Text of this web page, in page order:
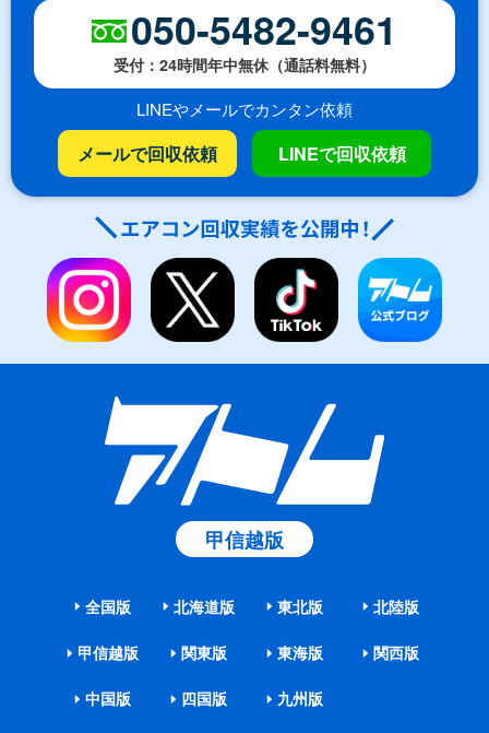
050-5482-9461
受付：24時間年中無休（通話料無料）
LINEやメールでカンタン依頼
メールで回収依頼 LINEで回収依頼
甲信越版
全国版 北海道版 東北版 北陸版
甲信越版 関東版 東海版 関西版
中国版 四国版 九州版